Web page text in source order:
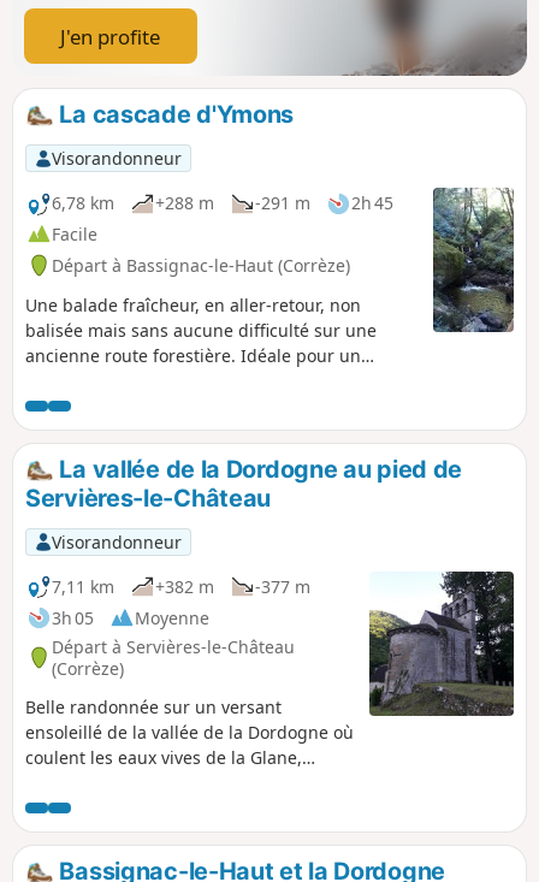
J'en profite
La cascade d'Ymons
Visorandonneur
6,78 km
+288 m -291 m
2h 45
Facile
Départ à Bassignac-le-Haut (Corrèze)
Une balade fraîcheur, en aller-retour, non
balisée mais sans aucune difficulté sur une
ancienne route forestière. Idéale pour un
La vallée de la Dordogne au pied de
Servières-le-Château
Visorandonneur
7,11 km
+382 m
-377 m
3h 05
Moyenne
Départ à Servières-le-Château
(Corrèze)
Belle randonnée sur un versant
ensoleillé de la vallée de la Dordogne où
coulent les eaux vives de la Glane,
Château réputé pour son patrimoine
architectural.
Bassignac-le-Haut et la Dordogne